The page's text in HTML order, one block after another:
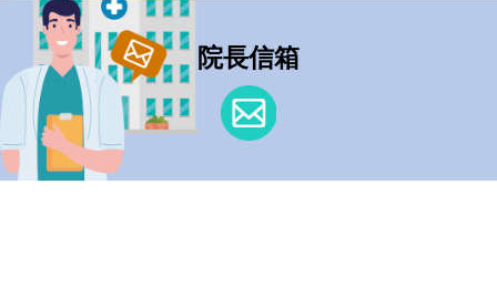
院長信箱